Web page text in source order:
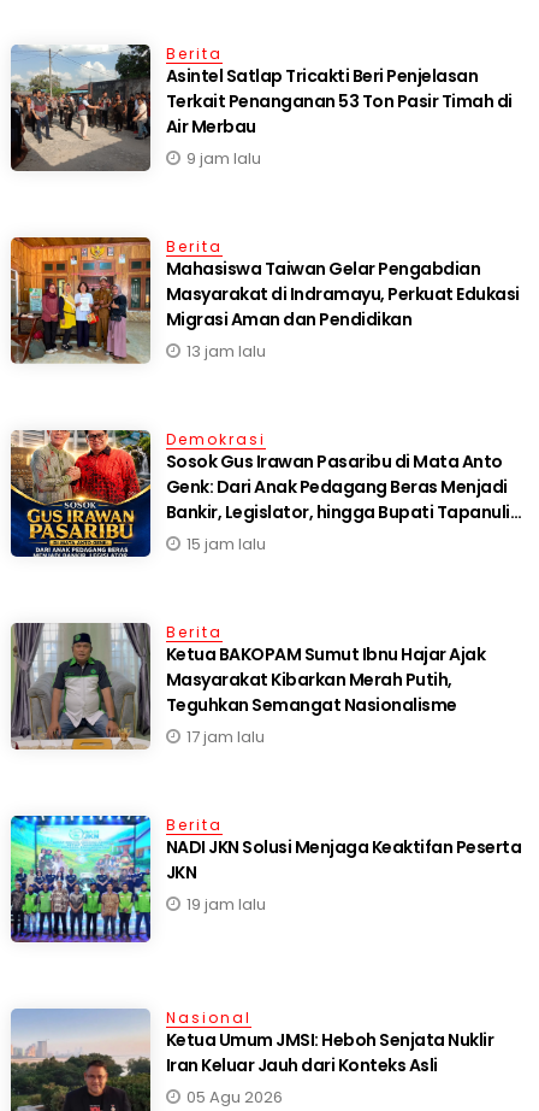
Berita
Asintel Satlap Tricakti Beri Penjelasan
Terkait Penanganan 53 Ton Pasir Timah di
Air Merbau
9 jam lalu
Berita
Mahasiswa Taiwan Gelar Pengabdian
Masyarakat di Indramayu, Perkuat Edukasi
Migrasi Aman dan Pendidikan
13 jam lalu
Demokrasi
Sosok Gus Irawan Pasaribu di Mata Anto
Genk: Dari Anak Pedagang Beras Menjadi
Bankir, Legislator, hingga Bupati Tapanuli
Selatan
15 jam lalu
Berita
Ketua BAKOPAM Sumut Ibnu Hajar Ajak
Masyarakat Kibarkan Merah Putih,
Teguhkan Semangat Nasionalisme
17 jam lalu
Berita
NADI JKN Solusi Menjaga Keaktifan Peserta
JKN
19 jam lalu
Nasional
Ketua Umum JMSI: Heboh Senjata Nuklir
Iran Keluar Jauh dari Konteks Asli
05 Agu 2026